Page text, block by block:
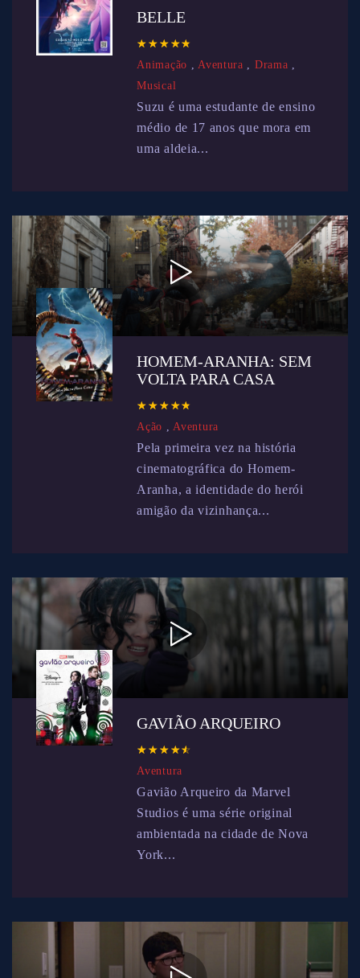
BELLE
☆ ☆ ☆ ☆☆
★ ★ ★ ★★
Animação ,Aventura , Drama ,
Musical
Suzu é uma estudante de ensino
médio de 17 anos que mora em
uma aldeia...
HOMEM-ARANHA: SEM
VOLTA PARA CASA
☆ ☆ ☆ ☆☆
★ ★ ★ ★★
Ação ,Aventura
Pela primeira vez na história
cinematográfica do Homem-
Aranha, a identidade do herói
amigão da vizinhança...
GAVIÃO ARQUEIRO
☆ ☆ ☆ ☆☆
★ ★ ★ ★★
Aventura
Gavião Arqueiro da Marvel
Studios é uma série original
ambientada na cidade de Nova
York...